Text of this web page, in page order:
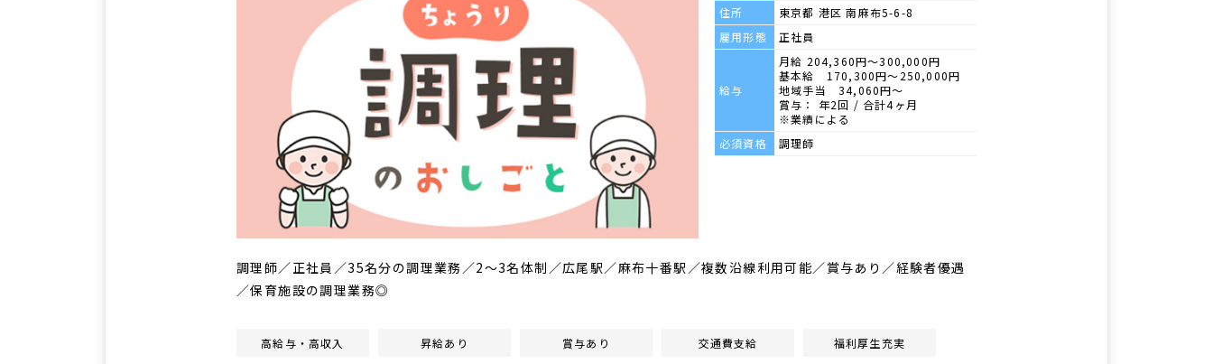
住所
東京都 港区 南麻布5-6-8
雇用形態
正社員
給与
月給 204,360円～300,000円
基本給 170,300円～250,000円
地域手当 34,060円～
賞与： 年2回 / 合計4ヶ月
※業績による
必須資格
調理師
調理師／正社員／35名分の調理業務／2～3名体制／広尾駅／麻布十番駅／複数沿線利用可能／賞与あり／経験者優遇
／保育施設の調理業務◎
高給与・高収入 昇給あり 賞与あり 交通費支給 福利厚生充実